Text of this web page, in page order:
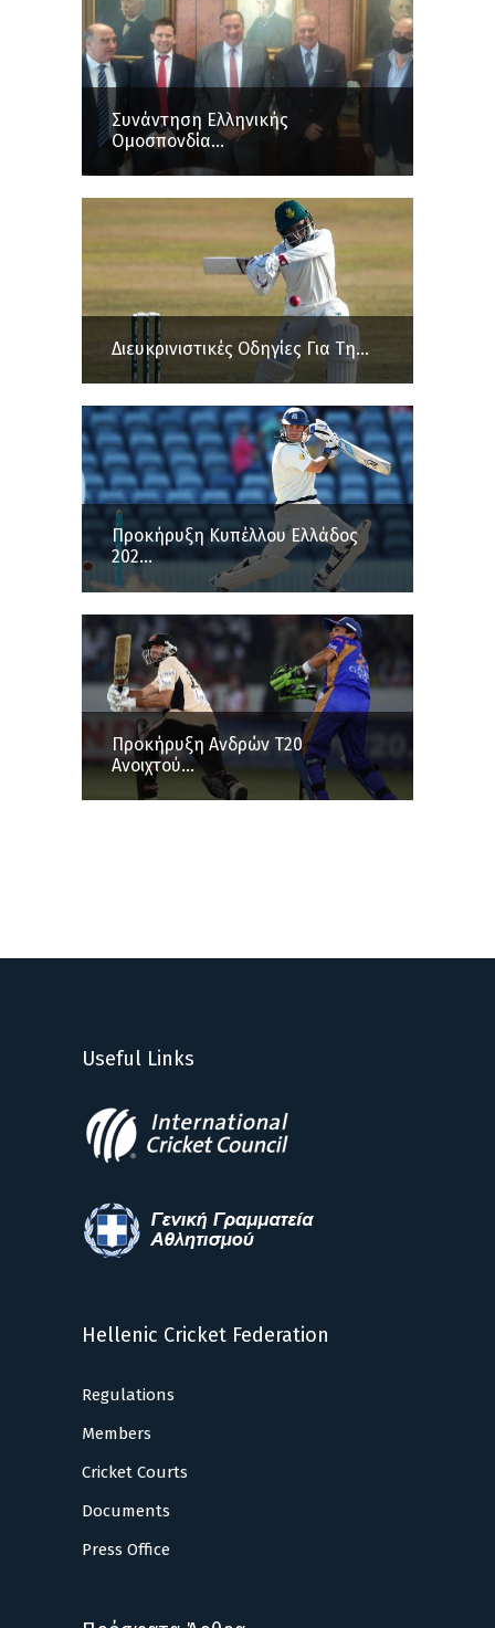
Συνάντηση Ελληνικής
Ομοσπονδία...
Διευκρινιστικές Οδηγίες Για Τη...
Προκήρυξη Κυπέλλου Ελλάδος
202...
Προκήρυξη Ανδρών Τ20
Ανοιχτού...
Useful Links
Hellenic Cricket Federation
Regulations
Members
Cricket Courts
Documents
Press Office